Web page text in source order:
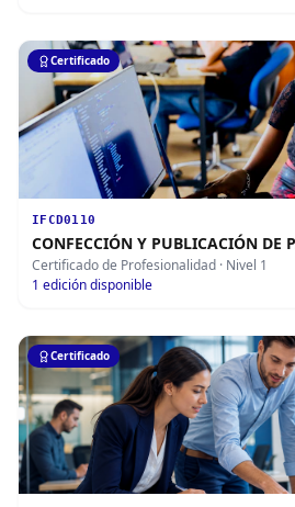
Certificado
IFCD0110
CONFECCIÓN Y PUBLICACIÓN DE
Certificado de Profesionalidad · Nivel 1
1 edición disponible
Certificado